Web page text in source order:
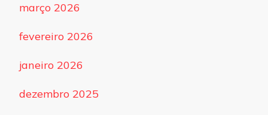
março 2026
fevereiro 2026
janeiro 2026
dezembro 2025